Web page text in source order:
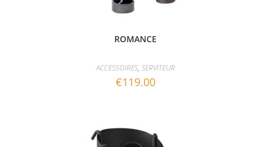
ROMANCE
ACCESSOIRES, SERVITEUR
€119.00